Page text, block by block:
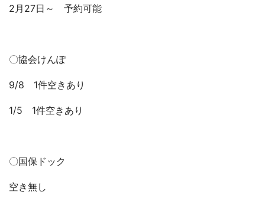
2月27日～ 予約可能
〇協会けんぽ
9/8 1件空きあり
1/5 1件空きあり
〇国保ドック
空き無し